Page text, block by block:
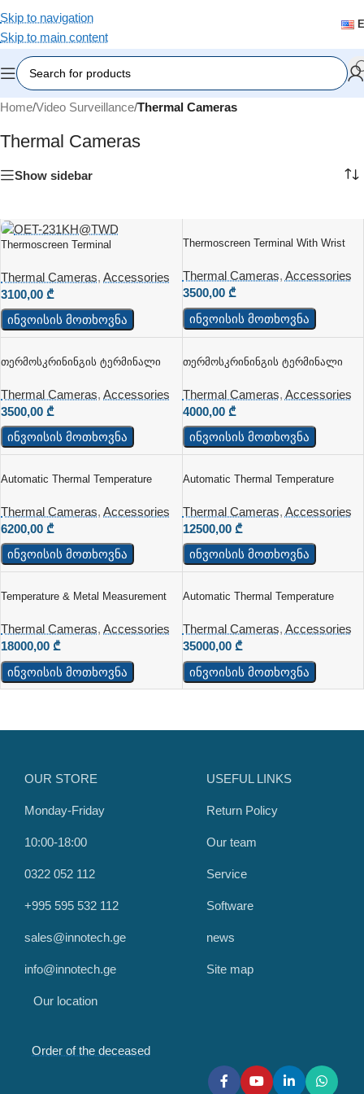
Skip to navigation
Skip to main content
Home/Video Surveillance/Thermal Cameras
Thermal Cameras
Show sidebar
Thermoscreen Terminal
Thermal Cameras, Accessories
3100,00 ₾
ინვოისის მოთხოვნა
Thermoscreen Terminal With Wrist
Thermal Cameras, Accessories
3500,00 ₾
ინვოისის მოთხოვნა
Თერმოსკრინინგის Ტერმინალი
Thermal Cameras, Accessories
3500,00 ₾
ინვოისის მოთხოვნა
Თერმოსკრინინგის Ტერმინალი
Thermal Cameras, Accessories
4000,00 ₾
ინვოისის მოთხოვნა
Automatic Thermal Temperature
Thermal Cameras, Accessories
6200,00 ₾
ინვოისის მოთხოვნა
Automatic Thermal Temperature
(0.5-3M)
Thermal Cameras, Accessories
12500,00 ₾
ინვოისის მოთხოვნა
Temperature & Metal Measurement
Thermal Cameras, Accessories
18000,00 ₾
ინვოისის მოთხოვნა
Automatic Thermal Temperature
Thermal Cameras, Accessories
35000,00 ₾
ინვოისის მოთხოვნა
OUR STORE
Monday-Friday
10:00-18:00
0322 052 112
+995 595 532 112
sales@innotech.ge
info@innotech.ge
Our location
USEFUL LINKS
Return Policy
Our team
Service
Software
news
Site map
Order of the deceased